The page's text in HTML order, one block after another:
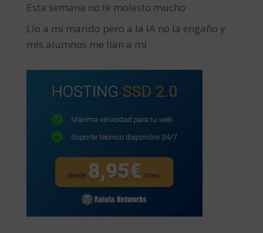
Esta semana no te molesto mucho
Lío a mi marido pero a la IA no la engaño y
mis alumnos me lían a mí